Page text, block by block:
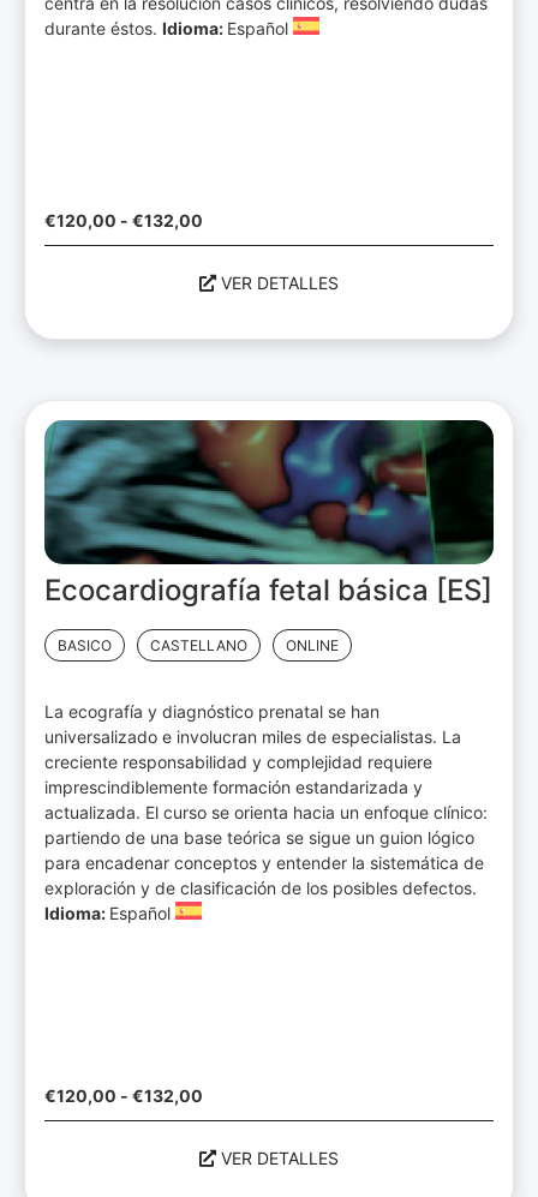
durante éstos. Idioma: Español
€120,00 - €132,00
VER DETALLES
Ecocardiografía fetal básica [ES]
BASICO CASTELLANO ONLINE
La ecografía y diagnóstico prenatal se han
universalizado e involucran miles de especialistas. La
creciente responsabilidad y complejidad requiere
imprescindiblemente formación estandarizada y
actualizada. El curso se orienta hacia un enfoque clínico:
partiendo de una base teórica se sigue un guion lógico
para encadenar conceptos y entender la sistemática de
exploración y de clasificación de los posibles defectos.
Idioma: Español
€120,00 - €132,00
VER DETALLES